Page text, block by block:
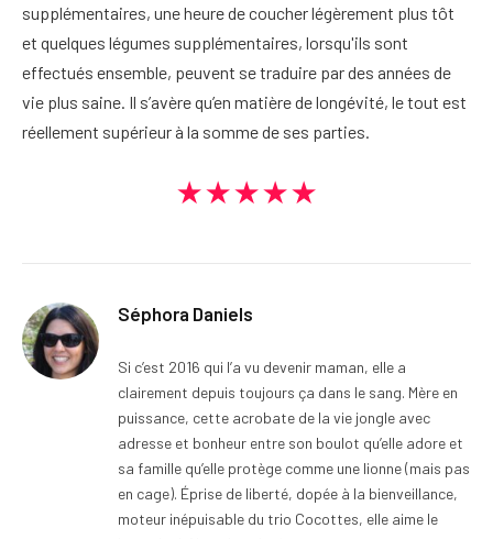
supplémentaires, une heure de coucher légèrement plus tôt
et quelques légumes supplémentaires, lorsqu'ils sont
effectués ensemble, peuvent se traduire par des années de
vie plus saine. Il s’avère qu’en matière de longévité, le tout est
réellement supérieur à la somme de ses parties.
★★★★★
Séphora Daniels
Si c’est 2016 qui l’a vu devenir maman, elle a
clairement depuis toujours ça dans le sang. Mère en
puissance, cette acrobate de la vie jongle avec
adresse et bonheur entre son boulot qu’elle adore et
sa famille qu’elle protège comme une lionne (mais pas
en cage). Éprise de liberté, dopée à la bienveillance,
moteur inépuisable du trio Cocottes, elle aime le